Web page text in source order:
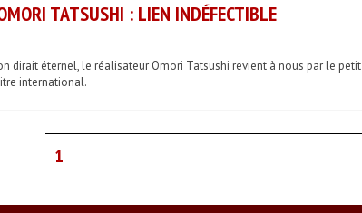
TATSUSHI : LIEN INDÉFECTIBLE
dirait éternel, le réalisateur Omori Tatsushi revient à nous par le petit
international.
1